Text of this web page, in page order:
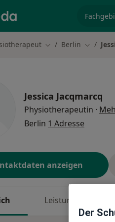
Stadt ändern
Berlin Stadt
Jessica Jacqmarcq
Physiotherapeutin ·
Berlin 1 Adresse
anzeigen
Leistungen
Der